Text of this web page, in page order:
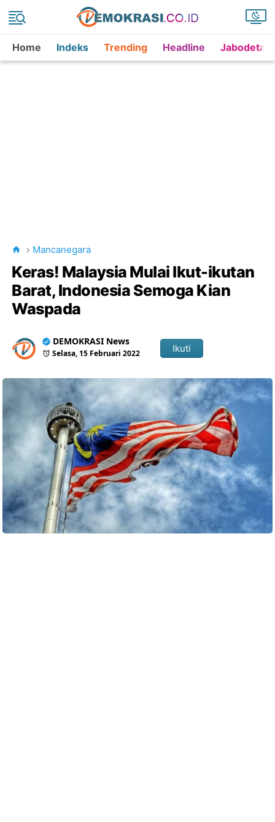
Home Indeks Trending Headline
Mancanegara
Keras! Malaysia Mulai Ikut-ikutan
Barat, Indonesia Semoga Kian
Waspada
DEMOKRASI News
Selasa, 15 Februari 2022 Ikuti